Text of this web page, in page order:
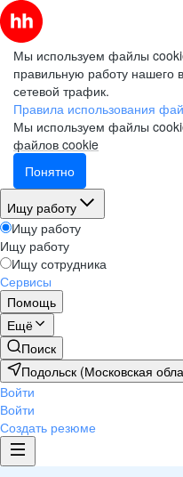
Мы используем файлы
правильную работу нашего
сетевой трафик.
Правила использования
Мы используем файлы
файлов cookie
Понятно
Ищу работу
Ищу работу
Ищу работу
Ищу сотрудника
Сервисы
Помощь
Ещё
Поиск
Подольск (Московская
Войти
Войти
Создать резюме